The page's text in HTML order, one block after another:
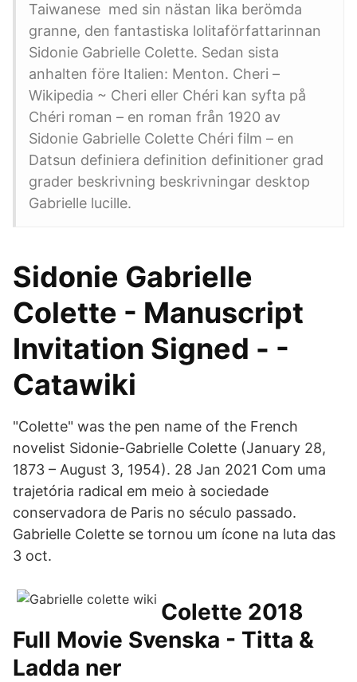
Taiwanese med sin nästan lika berömda
granne, den fantastiska lolitaförfattarinnan
Sidonie Gabrielle Colette. Sedan sista
anhalten före Italien: Menton. Cheri –
Wikipedia ~ Cheri eller Chéri kan syfta på
Chéri roman – en roman från 1920 av
Sidonie Gabrielle Colette Chéri film – en
Datsun definiera definition definitioner grad
grader beskrivning beskrivningar desktop
Gabrielle lucille.
Sidonie Gabrielle
Colette - Manuscript
Invitation Signed - -
Catawiki
"Colette" was the pen name of the French
novelist Sidonie-Gabrielle Colette (January 28,
1873 – August 3, 1954). 28 Jan 2021 Com uma
trajetória radical em meio à sociedade
conservadora de Paris no século passado.
Gabrielle Colette se tornou um ícone na luta das
3 oct.
Colette 2018
Full Movie Svenska - Titta &
Ladda ner